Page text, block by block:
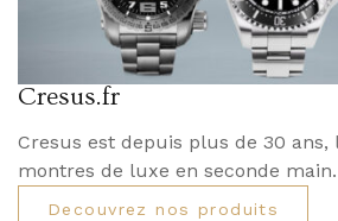
Cresus.fr
Cresus est depuis plus de 30 ans,
montres de luxe en seconde main.
Decouvrez nos produits